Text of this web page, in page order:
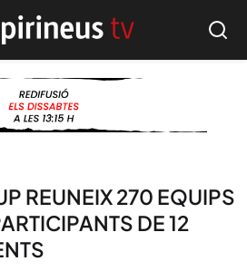
REUNEIX 270 EQUIPS
DE 12